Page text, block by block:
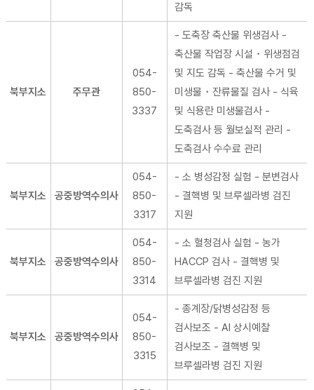
감독
북부지소 주무관
054-
850-
3337
- 도축장 축산물 위생검사 -
축산물 작업장 시설・위생점검
및 지도 감독 - 축산물 수거 및
미생물・잔류물질 검사 - 식육
및 식용란 미생물검사 -
도축검사 등 월보실적 관리 -
도축검사 수수료 관리
북부지소 공중방역수의사
054-
850-
3317
- 소 병성감정 실험 - 분변검사
- 결핵병 및 브루셀라병 검진
지원
북부지소 공중방역수의사
054-
850-
3314
- 소 혈청검사 실험 - 농가
HACCP 검사 - 결핵병 및
브루셀라병 검진 지원
북부지소 공중방역수의사
054-
850-
3315
- 종계장/닭병성감정 등
검사보조 - AI 상시예찰
검사보조 - 결핵병 및
브루셀라병 검진 지원